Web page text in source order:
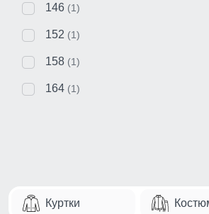
146 (1)
152 (1)
158 (1)
164 (1)
Куртки